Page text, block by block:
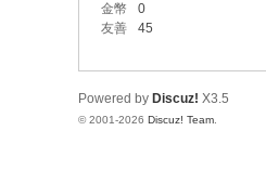
金幣
0
友善
45
Powered by Discuz! X3.5
© 2001-2026 Discuz! Team